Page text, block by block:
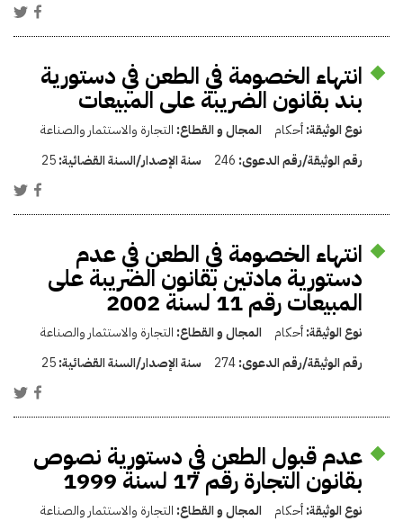
انتهاء الخصومة في الطعن في دستورية
بند بقانون ‏الضريبة على المبيعات ‏
نوع الوثيقة:أحكام المجال و القطاع: التجارة والاستثمار والصناعة
رقم الوثيقة/رقم الدعوى: 246 سنة الإصدار/السنة القضائية:25
انتهاء الخصومة في الطعن في عدم
دستورية مادتين بقانون الضريبة على
المبيعات رقم 11 لسنة 2002
نوع الوثيقة:أحكام المجال و القطاع: التجارة والاستثمار والصناعة
رقم الوثيقة/رقم الدعوى:274 سنة الإصدار/السنة القضائية:25
عدم قبول الطعن في دستورية نصوص
بقانون التجارة رقم 17 لسنة 1999
نوع الوثيقة:أحكام المجال و القطاع: التجارة والاستثمار والصناعة